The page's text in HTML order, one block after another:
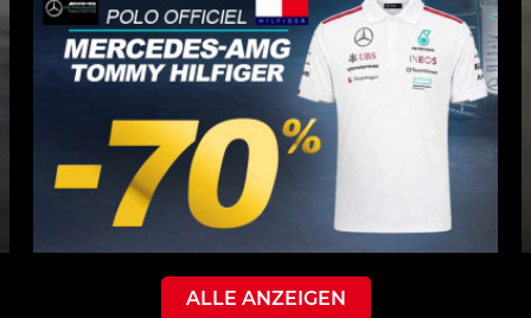
ALLE ANZEIGEN